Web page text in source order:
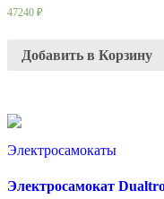
47240 ₽
Добавить в Корзину
Электросамокаты
Электросамокат